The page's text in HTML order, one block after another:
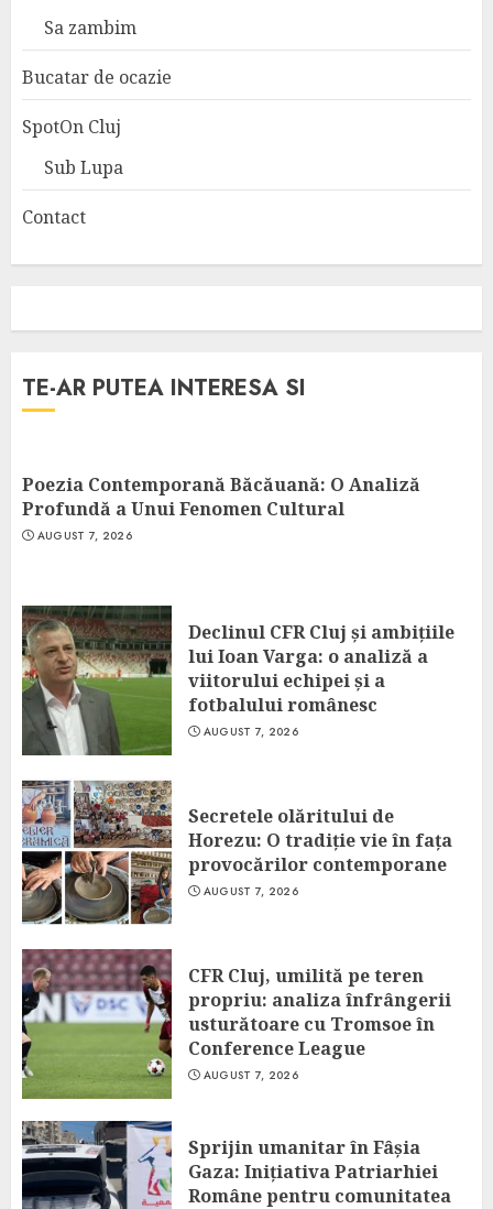
Sa zambim
Bucatar de ocazie
SpotOn Cluj
Sub Lupa
Contact
TE-AR PUTEA INTERESA SI
Poezia Contemporană Băcăuană: O Analiză
Profundă a Unui Fenomen Cultural
AUGUST 7, 2026
Declinul CFR Cluj și ambițiile
lui Ioan Varga: o analiză a
viitorului echipei și a
fotbalului românesc
AUGUST 7, 2026
Secretele olăritului de
Horezu: O tradiție vie în fața
provocărilor contemporane
AUGUST 7, 2026
CFR Cluj, umilită pe teren
propriu: analiza înfrângerii
usturătoare cu Tromsoe în
Conference League
AUGUST 7, 2026
Sprijin umanitar în Fâșia
Gaza: Inițiativa Patriarhiei
Române pentru comunitatea